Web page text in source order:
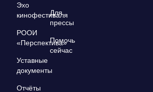
Эхо
кинофестиваля
РООИ
«Перспектива»
Уставные
документы
Отчёты
Для
прессы
Помочь
сейчас